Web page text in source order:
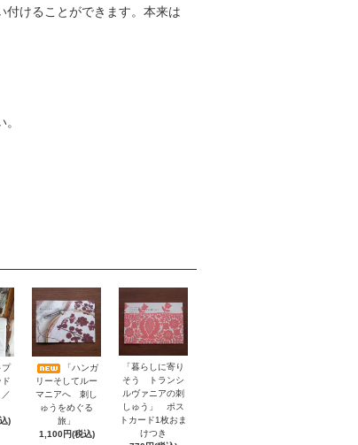
付けることができます。本来は
プ
／
)
「ハンガ
リーそしてルー
マニアへ 刺し
ゅうをめぐる
旅」
1,100円(税込)
「暮らしに寄り
そう トランシ
ルヴァニアの刺
しゅう」 ポス
トカード1枚おま
けつき